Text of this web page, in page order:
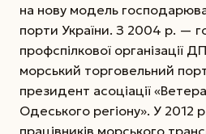
на нову модель
порти Украї­ни. З 2004 р. —
профспілкової організації
морський торговельний
президент асоціації
Одеського регіону». У 2012
працівників морського